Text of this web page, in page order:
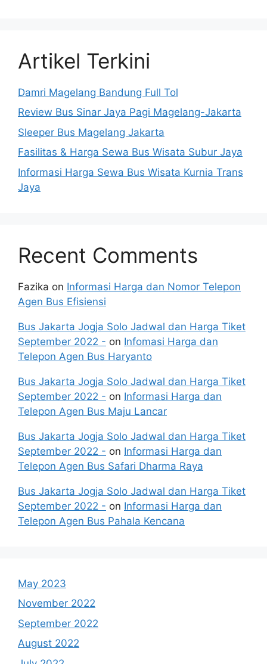
Artikel Terkini
Damri Magelang Bandung Full Tol
Review Bus Sinar Jaya Pagi Magelang-Jakarta
Sleeper Bus Magelang Jakarta
Fasilitas & Harga Sewa Bus Wisata Subur Jaya
Informasi Harga Sewa Bus Wisata Kurnia Trans
Jaya
Recent Comments
Fazika on Informasi Harga dan Nomor Telepon
Agen Bus Efisiensi
Bus Jakarta Jogja Solo Jadwal dan Harga Tiket
September 2022 - on Infomasi Harga dan
Telepon Agen Bus Haryanto
Bus Jakarta Jogja Solo Jadwal dan Harga Tiket
September 2022 - on Informasi Harga dan
Telepon Agen Bus Maju Lancar
Bus Jakarta Jogja Solo Jadwal dan Harga Tiket
September 2022 - on Informasi Harga dan
Telepon Agen Bus Safari Dharma Raya
Bus Jakarta Jogja Solo Jadwal dan Harga Tiket
September 2022 - on Informasi Harga dan
Telepon Agen Bus Pahala Kencana
May 2023
November 2022
September 2022
August 2022